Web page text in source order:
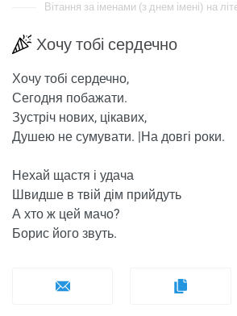
Вітання за іменами (з днем ​​імені) на
Хочу тобі сердечно
Хочу тобі сердечно,
Сегодня побажати.
Зустріч нових, цікавих,
Душею не сумувати. |На довгі роки.
Нехай щастя і удача
Швидше в твій дім прийдуть
А хто ж цей мачо?
Борис його звуть.